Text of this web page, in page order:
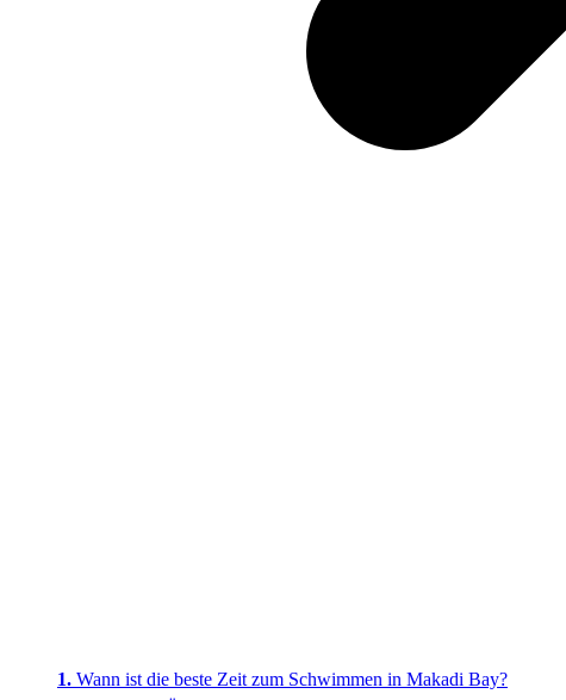
Wann ist die beste Zeit zum Schwimmen in Makadi Bay?